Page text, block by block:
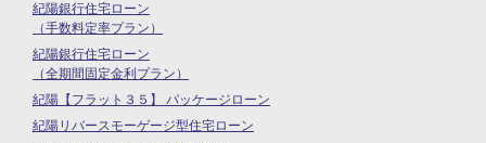
紀陽銀行住宅ローン
（手数料定率プラン）
紀陽銀行住宅ローン
（全期間固定金利プラン）
紀陽【フラット３５】 パッケージローン
紀陽リバースモーゲージ型住宅ローン